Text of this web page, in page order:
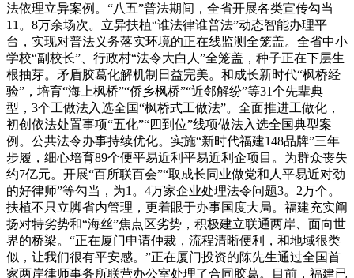
法依理立异案例。“八五”普法期间，全省开展各类宣传勾当
11。8万余场次。立异扶植“谁法律谁普法”动态智能办理平
台，实现对普法义务落实环境的正在线监测全笼盖。全省中小
学校“副校长”、行政村“法令大白人”全笼盖，种子正在下层生
根抽芽。矛盾胶葛化解机制日益完美。和成长新时代“枫桥经
验”，培育“海上枫桥”“侨乡枫桥”“近邻解纷”等31个先辈典
型，3个工做法入选全国“枫桥式工做法”。全面推进工做化，
初创依法处置事项“五化”“四到位”线项做法入选全国典型案
例。公共法令办事持续优化。实施“新时代福建148品牌”三年
步履，细心培育89个便平易近利平易近利企项目。为群众丧失
约7亿元。开展“百所联百会”“取成长同业做党和人平易近对劲
的好律师”等勾当，为1。4万家企业处理法令问题3。2万个。
扶植不只立脚省内管理，更着眼于办事国度大局。福建充实阐
扬对特劣势和“海丝”焦点区劣势，积极建立联通两岸、面向世
界的桥梁。“正在厦门申请仲裁，流程清晰便利，和地域很类
似，让我们很有平安感。”正在厦门投资的陈先生通过全国首
家两岸律师事务所联营办公室处理了合同胶葛。目前，福建已